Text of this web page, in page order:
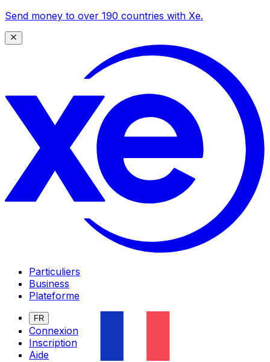
Send money to over 190 countries with Xe.
Particuliers
Business
Plateforme
FR
Connexion
Inscription
Aide